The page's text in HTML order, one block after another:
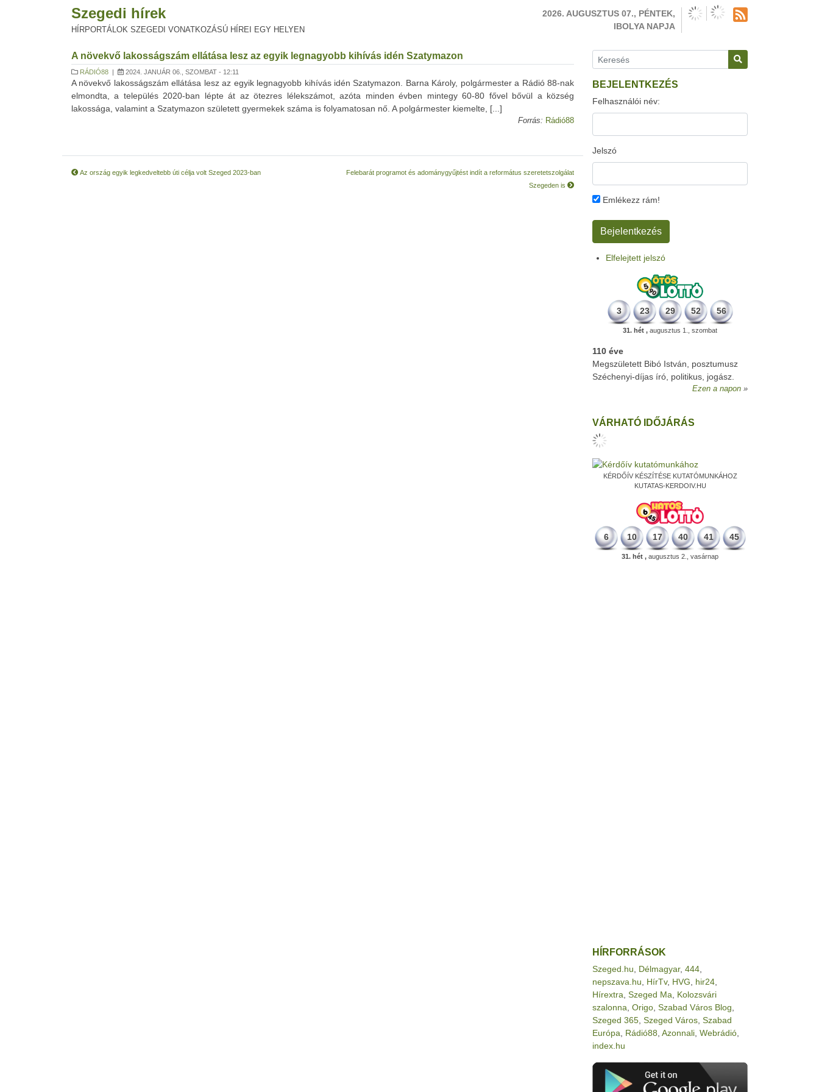
Szegedi hírek
HÍRPORTÁLOK SZEGEDI VONATKOZÁSÚ HÍREI EGY HELYEN
2026. AUGUSZTUS 07., PÉNTEK,
IBOLYA NAPJA
A növekvő lakosságszám ellátása lesz az egyik legnagyobb kihívás idén Szatymazon
RÁDIÓ88 | 2024. JANUÁR 06., SZOMBAT - 12:11
A növekvő lakosságszám ellátása lesz az egyik legnagyobb kihívás idén Szatymazon. Barna Károly, polgármester a Rádió 88-nak
elmondta, a település 2020-ban lépte át az ötezres lélekszámot, azóta minden évben mintegy 60-80 fővel bővül a község
lakossága, valamint a Szatymazon született gyermekek száma is folyamatosan nő. A polgármester kiemelte, [...]
Forrás: Rádió88
Az ország egyik legkedveltebb úti célja volt Szeged 2023-ban
Felebarát programot és adománygyűjtést indít a református szeretetszolgálat
Szegeden is
BEJELENTKEZÉS
Felhasználói név:
Jelszó
Emlékezz rám!
Elfelejtett jelszó
3 23 29 52 56
31. hét , augusztus 1., szombat
110 éve
Megszületett Bibó István, posztumusz
Széchenyi-díjas író, politikus, jogász.
Ezen a napon
VÁRHATÓ IDŐJÁRÁS
KÉRDŐÍV KÉSZÍTÉSE KUTATÓMUNKÁHOZ
KUTATAS-KERDOIV.HU
6 10 17 40 41 45
31. hét , augusztus 2., vasárnap
HÍRFORRÁSOK
Szeged.hu Délmagyar, 444
nepszava.hu
HírTv, HVG hir24
Hírextra Szeged Ma
Kolozsvári
szalonna Origo Szabad Város Blog
Szeged 365 Szeged Város Szabad
Európa
Rádió88 Azonnali Webrádió
index.hu